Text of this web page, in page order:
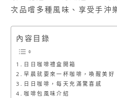
次品嚐多種風味、享受手沖
內容目錄
日日咖啡禮盒開箱
早晨就要來一杯咖啡，喚醒美好
日日咖啡，每天充滿驚喜感
咖啡包風味介紹